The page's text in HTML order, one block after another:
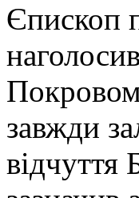
Єпископ
завжди
відчуття